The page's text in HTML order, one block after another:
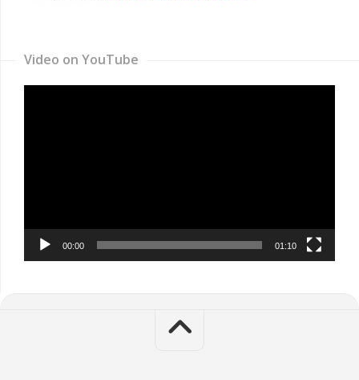
Video on YouTube
00:00 01:10